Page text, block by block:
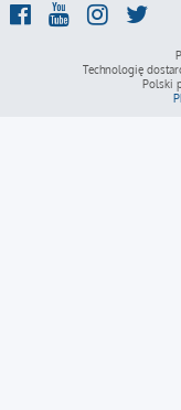
Technologię
Polski